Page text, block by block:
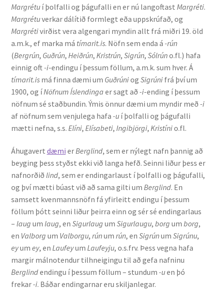
Utan Háskólans
Verkefnisstjórn
Þjónusta
Rannsóknir
Máltækni
Orðalyklar og orðafar
Orðhlutafræði
Samtímasetningafræði
Söguleg setningafræði
Hljóð og hljóðkerfi
Staða íslenskunnar
Ritverk og erindi
Margrétuí þolfalli og þágufalli en er nú langoftast Margréti.
Margrétuverkar dálítið formlegt eða uppskrúfað, og
Margrétivirðist vera algengari myndin allt frá miðri 19. öld
a.m.k., ef marka má tímarit.is. Nöfn sem enda á -rún
(Bergrún, Guðrún, Heiðrún, Kristrún, Sigrún, Sólrúno.fl.) hafa
einnig oft -i-endingu í þessum föllum, a.m.k. sum hver. Á
tímarit.ismá finna dæmi um Guðrúniog Sigrúnifrá því um
1900, og íNöfnum Íslendinga er sagt að -i-ending í þessum
nöfnum sé staðbundin. Ýmis önnur dæmi um myndir með -i
af nöfnum sem venjulega hafa -uí þolfalli og þágufalli
mætti nefna, s.s. Elíni, Elísabeti, Ingibjörgi, Kristínio.fl.
Áhugavert dæmi erBerglind, sem er nýlegt nafn þannig að
beyging þess styðst ekki við langa hefð. Seinni liður þess er
nafnorðið lind, sem er endingarlaust í þolfalli og þágufalli,
og því mætti búast við að sama gilti um Berglind. En
samsett kvenmannsnöfn fá yfirleitt endingu í þessum
föllum þótt seinni liður þeirra einn og sér sé endingarlaus
– laug um laug, en Sigurlaug um Sigurlaugu, borg um borg,
en Valborg um Valborgu, rúnum rún, en Sigrúnum Sigrúnu,
eyum ey, en Laufeyum Laufeyju, o.s.frv. Þess vegna hafa
margir málnotendur tilhneigingu til að gefa nafninu
Berglindendingu í þessum föllum – stundum -uen þó
frekar-i. Báðar endingarnar eru skiljanlegar.